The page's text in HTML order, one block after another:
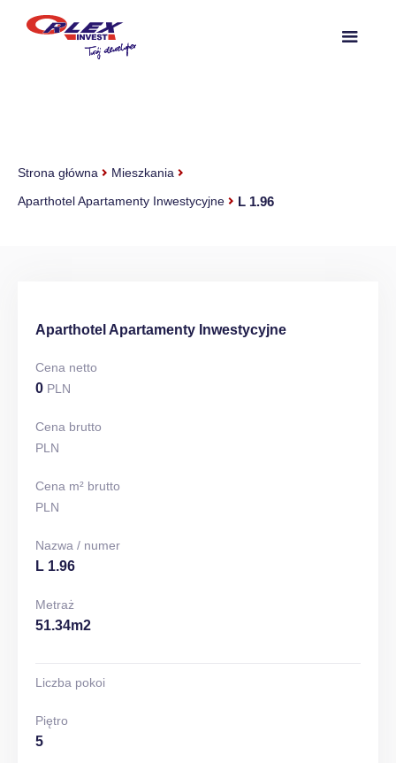
Strona główna
Mieszkania
Aparthotel Apartamenty Inwestycyjne
L 1.96
Aparthotel Apartamenty Inwestycyjne
Cena netto
0 PLN
Cena brutto
PLN
Cena m² brutto
PLN
Nazwa / numer
L 1.96
Metraż
51.34m2
Liczba pokoi
Piętro
5